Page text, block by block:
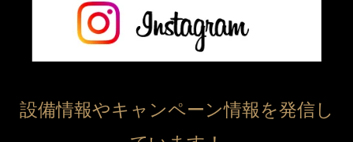
設備情報やキャンペーン情報を発信し